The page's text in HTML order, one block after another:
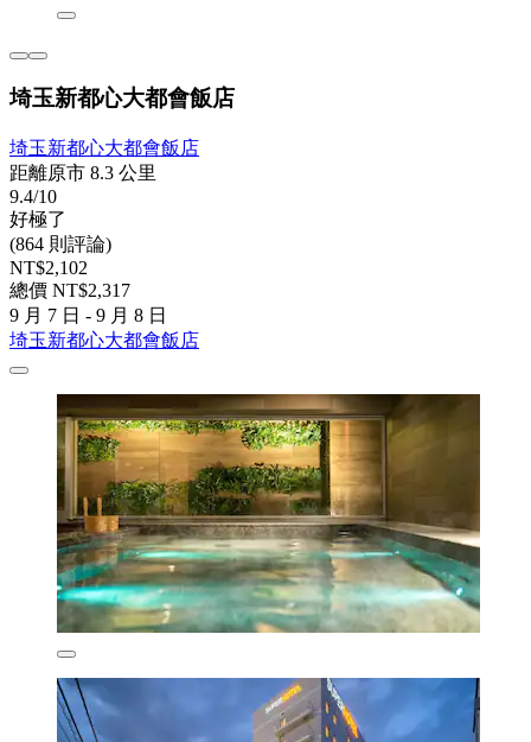
埼玉新都心大都會飯店
埼玉新都心大都會飯店
距離原市 8.3 公里
9.4/10
好極了
(864 則評論)
NT$2,102
總價 NT$2,317
9 月 7 日 - 9 月 8 日
埼玉新都心大都會飯店